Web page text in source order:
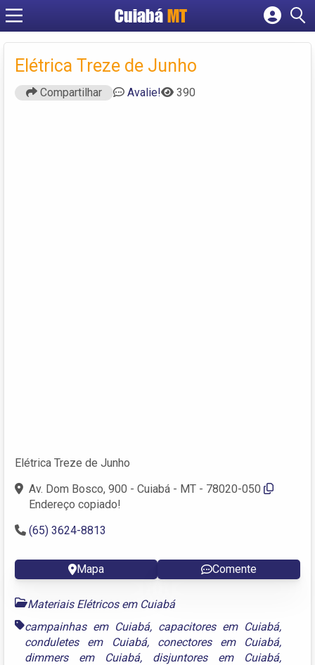
Cuiabá MT
Cadastrar empresa
Criar conta
Elétrica Treze de Junho
Compartilhar Avalie! 390
Elétrica Treze de Junho
Av. Dom Bosco, 900 - Cuiabá - MT - 78020-050
Endereço copiado!
(65) 3624-8813
Mapa Comente
Materiais Elétricos em Cuiabá
campainhas em Cuiabá, capacitores em Cuiabá,
conduletes em Cuiabá, conectores em Cuiabá,
dimmers em Cuiabá, disjuntores em Cuiabá,